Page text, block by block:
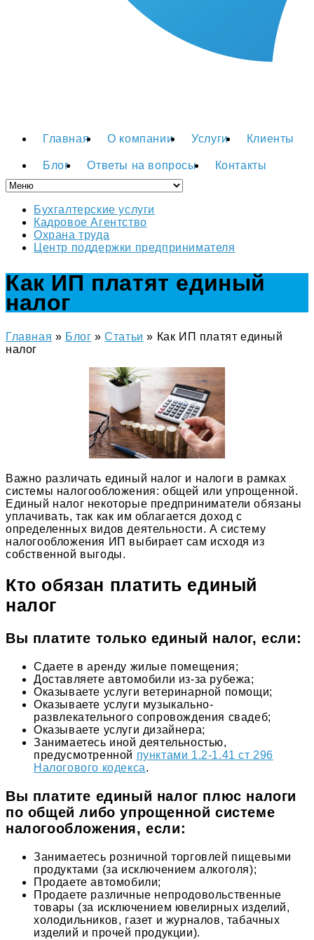
Главная О компании Услуги Клиенты
Блог Ответы на вопросы Контакты
Бухгалтерские услуги
Кадровое Агентство
Охрана труда
Центр поддержки предпринимателя
Как ИП платят единый
налог
Главная » Блог »Статьи » Как ИП платят единый
налог
Важно различать единый налог и налоги в рамках
системы налогообложения: общей или упрощенной.
Единый налог некоторые предприниматели обязаны
уплачивать, так как им облагается доход с
определенных видов деятельности. А систему
налогообложения ИП выбирает сам исходя из
собственной выгоды.
Кто обязан платить единый
налог
Вы платите только единый налог, если:
Сдаете в аренду жилые помещения;
Доставляете автомобили из-за рубежа;
Оказываете услуги ветеринарной помощи;
Оказываете услуги музыкально-
развлекательного сопровождения свадеб;
Оказываете услуги дизайнера;
Занимаетесь иной деятельностью,
предусмотренной пунктами 1.2-1.41 ст 296
Налогового кодекса.
Вы платите единый налог плюс налоги
по общей либо упрощенной системе
налогообложения, если:
Занимаетесь розничной торговлей пищевыми
продуктами (за исключением алкоголя);
Продаете автомобили;
Продаете различные непродовольственные
товары (за исключением ювелирных изделий,
холодильников, газет и журналов, табачных
изделий и прочей продукции).